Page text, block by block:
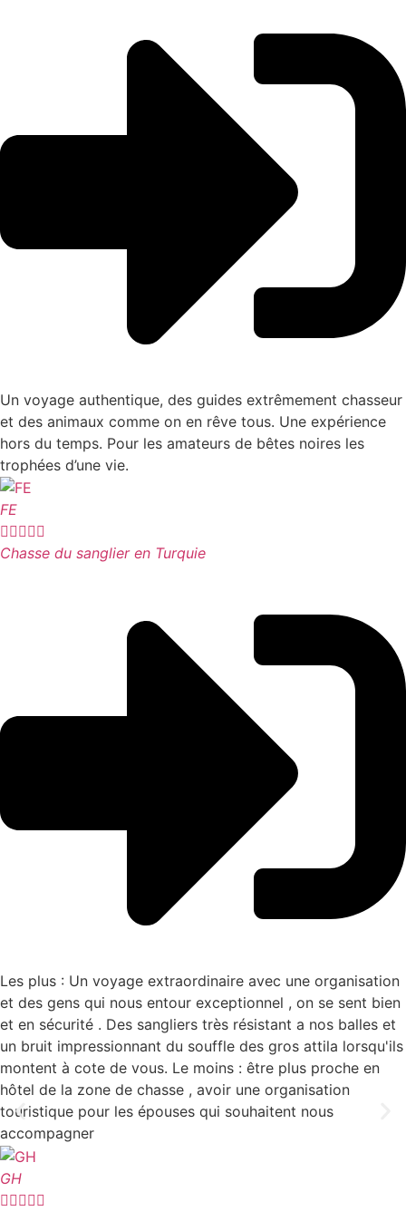
Un voyage authentique, des guides extrêmement chasseur
et des animaux comme on en rêve tous. Une expérience
hors du temps. Pour les amateurs de bêtes noires les
trophées d’une vie.
FE

Chasse du sanglier en Turquie
Les plus : Un voyage extraordinaire avec une organisation
et des gens qui nous entour exceptionnel , on se sent bien
et en sécurité . Des sangliers très résistant a nos balles et
un bruit impressionnant du souffle des gros attila lorsqu'ils
montent à cote de vous. Le moins : être plus proche en
hôtel de la zone de chasse , avoir une organisation
touristique pour les épouses qui souhaitent nous
accompagner
GH
